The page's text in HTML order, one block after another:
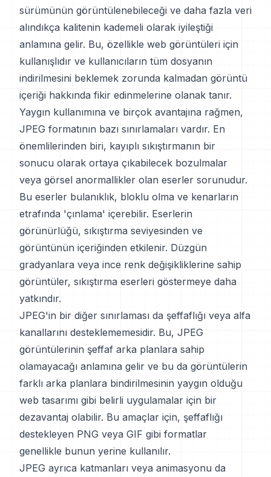
sürümünün görüntülenebileceği ve daha fazla veri
alındıkça kalitenin kademeli olarak iyileştiği
anlamına gelir. Bu, özellikle web görüntüleri için
kullanışlıdır ve kullanıcıların tüm dosyanın
indirilmesini beklemek zorunda kalmadan görüntü
içeriği hakkında fikir edinmelerine olanak tanır.
Yaygın kullanımına ve birçok avantajına rağmen,
JPEG formatının bazı sınırlamaları vardır. En
önemlilerinden biri, kayıplı sıkıştırmanın bir
sonucu olarak ortaya çıkabilecek bozulmalar
veya görsel anormallikler olan eserler sorunudur.
Bu eserler bulanıklık, bloklu olma ve kenarların
etrafında 'çınlama' içerebilir. Eserlerin
görünürlüğü, sıkıştırma seviyesinden ve
görüntünün içeriğinden etkilenir. Düzgün
gradyanlara veya ince renk değişikliklerine sahip
görüntüler, sıkıştırma eserleri göstermeye daha
yatkındır.
JPEG'in bir diğer sınırlaması da şeffaflığı veya alfa
kanallarını desteklememesidir. Bu, JPEG
görüntülerinin şeffaf arka planlara sahip
olamayacağı anlamına gelir ve bu da görüntülerin
farklı arka planlara bindirilmesinin yaygın olduğu
web tasarımı gibi belirli uygulamalar için bir
dezavantaj olabilir. Bu amaçlar için, şeffaflığı
destekleyen PNG veya GIF gibi formatlar
genellikle bunun yerine kullanılır.
JPEG ayrıca katmanları veya animasyonu da